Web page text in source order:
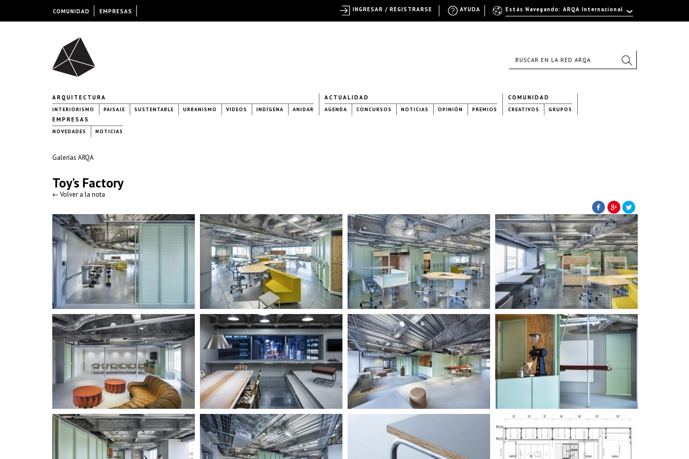
ARQUITECTURA
INTERIORISMO PAISAJE SUSTENTABLE URBANISMO VIDEOS INDÍGENA ANIDAR
ACTUALIDAD
AGENDA CONCURSOS NOTICIAS OPINIÓN PREMIOS
COMUNIDAD
CREATIVOS GRUPOS
EMPRESAS
NOVEDADES NOTICIAS
Galerías ARQA
Toy’s Factory
← Volver a la nota
COMUNIDAD EMPRESAS Estás Navegando: ARQA Internacional
AYUDA
INGRESAR / REGISTRARSE